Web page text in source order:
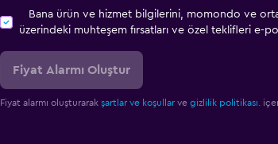
Bana ürün ve hizmet bilgilerini, momondo ve
üzerindeki muhteşem fırsatları ve özel teklifleri e-
Fiyat Alarmı Oluştur
Fiyat alarmı oluşturarak şartlar ve koşullarve gizlilik politikası.